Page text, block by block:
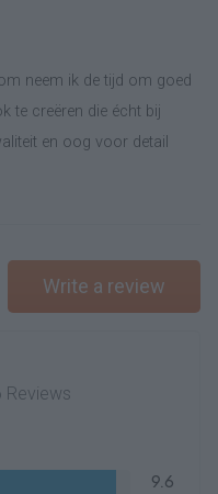
neem ik de tijd om goed
te creëren die écht bij
en oog voor detail
Write a review
Reviews
9.6